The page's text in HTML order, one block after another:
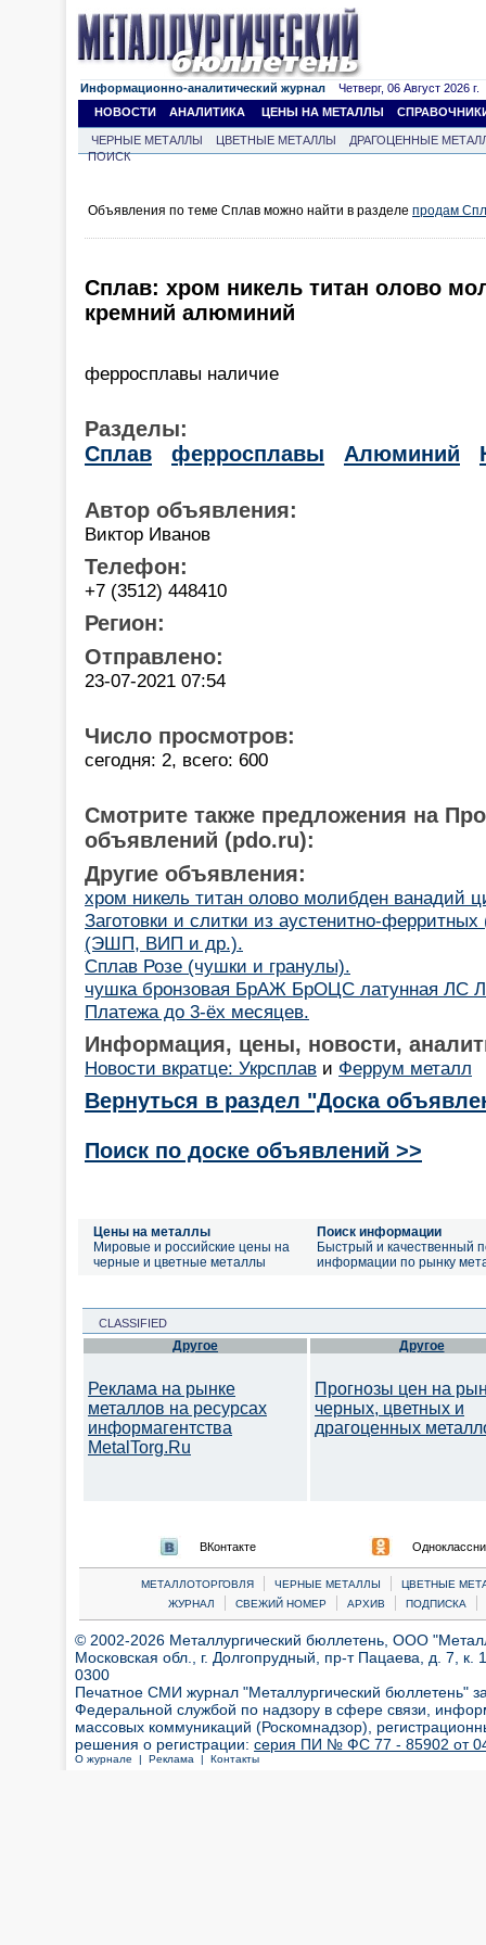
Информационно-аналитический журнал Четверг, 06 Август 2026 г.
НОВОСТИ
АНАЛИТИКА ЦЕНЫ НА МЕТАЛЛЫ
ЧЕРНЫЕ МЕТАЛЛЫ ЦВЕТНЫЕ МЕТАЛЛЫ
ДРАГОЦЕННЫЕ
ПОИСК
Объявления по теме Сплав можно найти в разделе продам
Сплав: хром никель титан олово
кремний алюминий
ферросплавы наличие
Разделы:
Сплав
ферросплавы Алюминий
Автор объявления:
Виктор Иванов
Телефон:
+7 (3512) 448410
Регион:
Отправлено:
23-07-2021 07:54
Число просмотров:
сегодня: 2, всего: 600
Смотрите также предложения на
объявлений (pdo.ru):
Другие объявления:
хром никель титан олово молибден ванадий
Заготовки и слитки из аустенитно-
(ЭШП, ВИП и др.).
Сплав Розе (чушки и гранулы).
чушка бронзовая БрАЖ БрОЦС латунная ЛС
Платежа до 3-ёх месяцев.
Информация, цены, новости,
Новости вкратце: Укрсплав и Феррум металл
Вернуться в раздел "Доска
Поиск по доске объявлений >>
Цены на металлы
Мировые и российские цены на
черные и цветные металлы
Поиск информации
Быстрый и качественный
информации по рынку
CLASSIFIED
Другое
Реклама на рынке
металлов на ресурсах
информагентства
MetalTorg.Ru
Другое
Прогнозы цен на
черных, цветных и
драгоценных
ВКонтакте
МЕТАЛЛОТОРГОВЛЯ | ЧЕРНЫЕ МЕТАЛЛЫ |
ЦВЕТНЫЕ
ЖУРНАЛ
| СВЕЖИЙ НОМЕР | АРХИВ | ПОДПИСКА |
© 2002-2026 Металлургический бюллетень, ООО
Московская обл., г. Долгопрудный, пр-т Пацаева, д. 7,
0300
Печатное СМИ журнал "Металлургический бюллетень"
Федеральной службой по надзору в сфере связи,
массовых коммуникаций (Роскомнадзор),
решения о регистрации: серия ПИ № ФС 77 - 85902 от 04
О журнале | Реклама | Контакты